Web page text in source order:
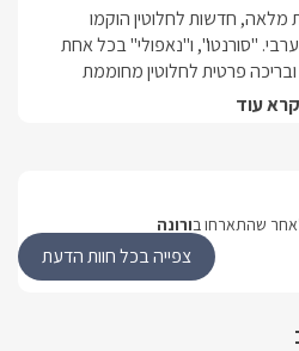
במתחם שתי סוויטות פרטיות לחלוטין האחת מהשניה בעלות מתחמי
קרא עוד
לאחר שהתארחו בורונה
צפייה בכל חוות הדעת